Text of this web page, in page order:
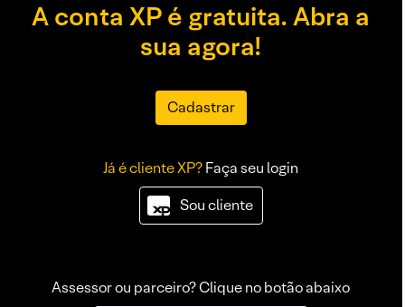
A conta XP é gratuita. Abra a
sua agora!
Cadastrar
Já é cliente XP?Faça seu login
Sou cliente
Assessor ou parceiro? Clique no botão abaixo